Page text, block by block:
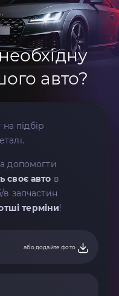
авто?
підбір
допомогти
своє авто в
в запчастин
терміни!
або додайте фото